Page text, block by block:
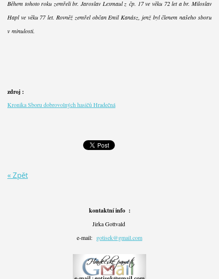
Během tohoto roku zemřeli br. Jaroslav Lexmaul z čp. 17 ve věku 72 let a br. Miloslav
Hapl ve věku 77 let. Rovněž zemřel občan Emil Kanász, jenž byl členem našeho sboru
v minulosti.
zdroj :
Kronika Sboru dobrovolných hasičů Hradečná
« Zpět
kontaktní info :
Jirka Gottvald
e-mail: gotisek@gmail.com